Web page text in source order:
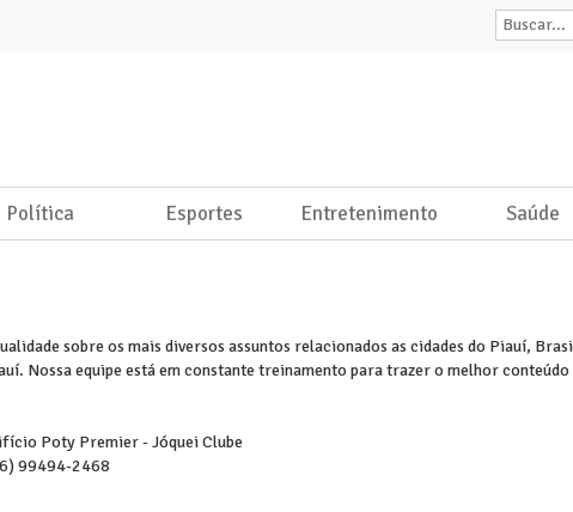
Política Esportes Entretenimento Saúde
sobre os mais diversos assuntos relacionados as cidades do Piauí,
Nossa equipe está em constante treinamento para trazer o melhor
Poty Premier - Jóquei Clube
99494-2468